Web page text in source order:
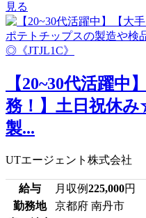
見る
【20~30代活躍中
務！】土日祝休
製...
UTエージェント株式会社
給与 月収例225,000円
勤務地
京都府 南丹市